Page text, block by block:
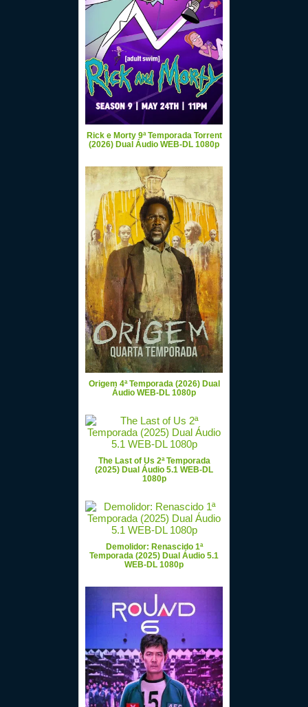
Rick e Morty 9ª Temporada Torrent
(2026) Dual Áudio WEB-DL 1080p
Origem 4ª Temporada (2026) Dual
Áudio WEB-DL 1080p
The Last of Us 2ª Temporada
(2025) Dual Áudio 5.1 WEB-DL
1080p
Demolidor: Renascido 1ª
Temporada (2025) Dual Áudio 5.1
WEB-DL 1080p